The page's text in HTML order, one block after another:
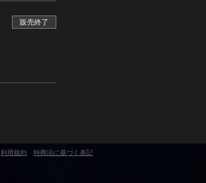
販売終了
利用規約 ​特商法に基づく表記